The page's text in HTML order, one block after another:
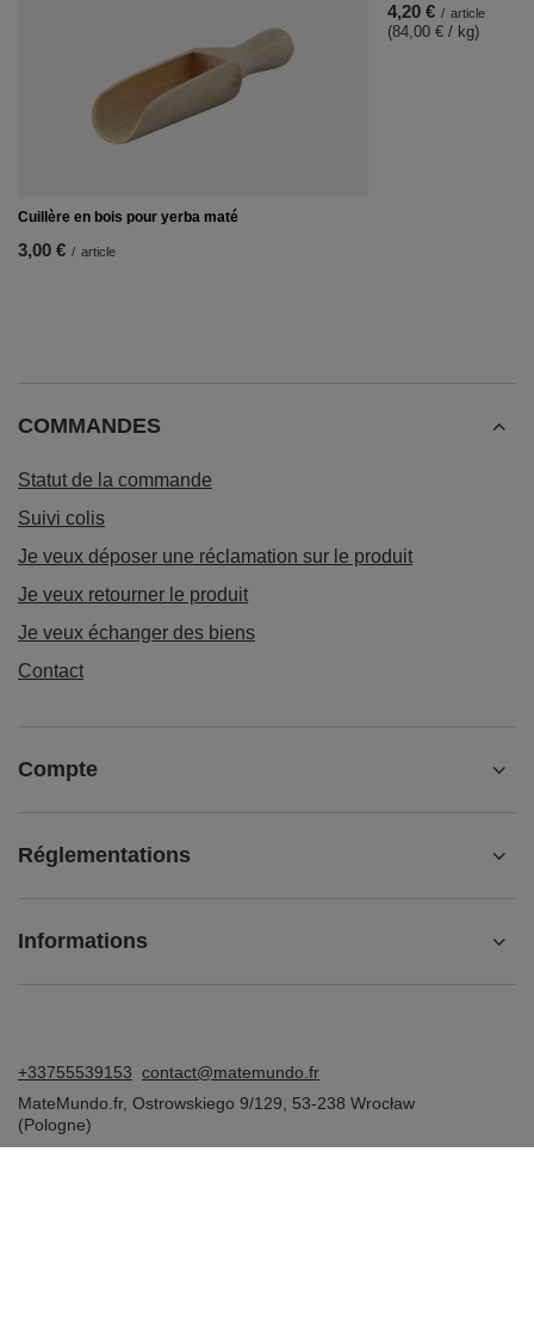
Cuillère en bois pour yerba maté
3,00 € / article
4,20 € / article
(84,00 € / kg)
COMMANDES
Statut de la commande
Suivi colis
Je veux déposer une réclamation sur le produit
Je veux retourner le produit
Je veux échanger des biens
Contact
Compte
Réglementations
Informations
+33755539153 contact@matemundo.fr
MateMundo.fr, Ostrowskiego 9/129 53-238 Wrocław
(Pologne)